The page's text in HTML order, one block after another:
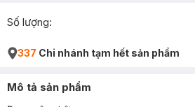
Số lượng:
337 Chi nhánh tạm hết sản phẩm
Mô tả sản phẩm